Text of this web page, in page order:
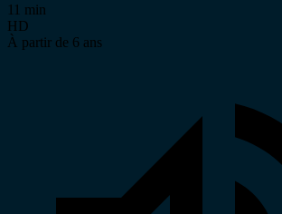
11 min
HD
À partir de 6 ans